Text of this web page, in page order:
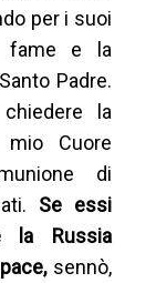
per i suoi
fame e la
Padre.
la
mio Cuore
di
Se essi
la Russia
sennò,